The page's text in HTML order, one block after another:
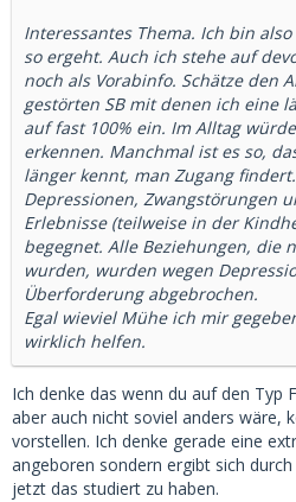
Interessantes Thema. Ich bin
so ergeht. Auch ich stehe auf
noch als Vorabinfo. Schätze den
gestörten SB mit denen ich eine
auf fast 100% ein. Im Alltag
erkennen. Manchmal ist es so,
länger kennt, man Zugang findert.
Depressionen, Zwangstörungen
Erlebnisse (teilweise in der
begegnet. Alle Beziehungen, die
wurden, wurden wegen
Überforderung abgebrochen.
Egal wieviel Mühe ich mir
wirklich helfen.
Ich denke das wenn du auf den Typ
aber auch nicht soviel anders wäre,
vorstellen. Ich denke gerade eine
angeboren sondern ergibt sich
jetzt das studiert zu haben.